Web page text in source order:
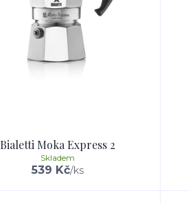
Bialetti Moka Express 2
539 Kč/ks
Skladem